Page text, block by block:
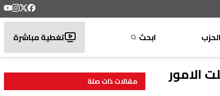
الحزب ابحث تغطية مباشرة
الامور
مقالات ذات صلة